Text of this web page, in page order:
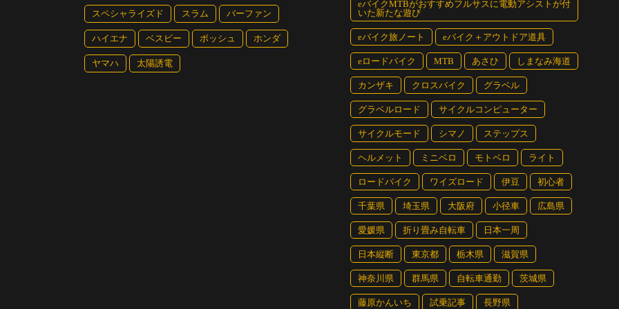
スペシャライズド スラム バーファン
ハイエナ ベスビー ボッシュ ホンダ
ヤマハ 太陽誘電
eバイクMTBがおすすめフルサスに電動アシストが付
いた新たな遊び
eバイク旅ノート eバイク＋アウトドア道具
eロードバイク MTB あさひ しまなみ海道
カンザキ クロスバイク グラベル
グラベルロード サイクルコンピューター
サイクルモード シマノ ステップス
ヘルメット ミニベロ モトベロ ライト
ロードバイク ワイズロード 伊豆 初心者
千葉県 埼玉県 大阪府 小径車 広島県
愛媛県 折り畳み自転車 日本一周
日本縦断 東京都 栃木県 滋賀県
神奈川県 群馬県 自転車通勤 茨城県
藤原かんいち 試乗記事 長野県